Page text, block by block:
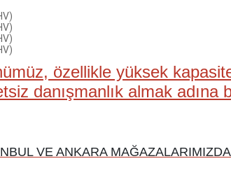
özellikle yüksek
danışmanlık almak
VE ANKARA